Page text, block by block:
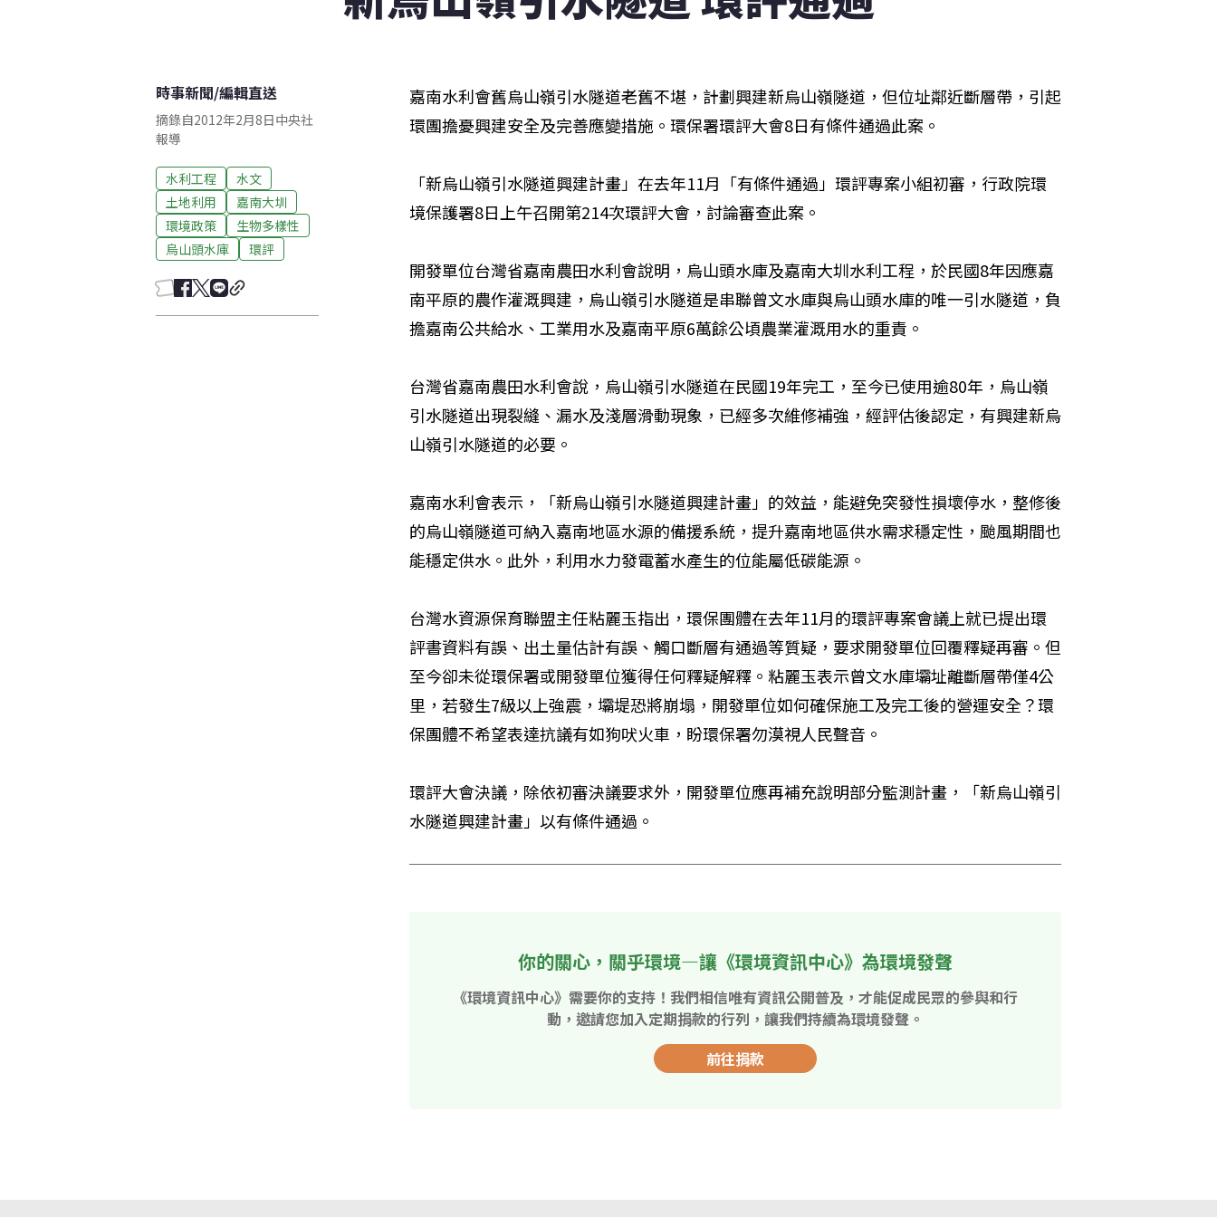
時事新聞/編輯直送
摘錄自2012年2月8日中央社
報導
水利工程
水文
土地利用
嘉南大圳
環境政策
生物多樣性
烏山頭水庫
環評
嘉南水利會舊烏山嶺引水隧道老舊不堪，計劃興建新烏山嶺隧道，但位址鄰近斷層帶，引起
環團擔憂興建安全及完善應變措施。環保署環評大會8日有條件通過此案。
「新烏山嶺引水隧道興建計畫」在去年11月「有條件通過」環評專案小組初審，行政院環
境保護署8日上午召開第214次環評大會，討論審查此案。
開發單位台灣省嘉南農田水利會說明，烏山頭水庫及嘉南大圳水利工程，於民國8年因應嘉
南平原的農作灌溉興建，烏山嶺引水隧道是串聯曾文水庫與烏山頭水庫的唯一引水隧道，負
擔嘉南公共給水、工業用水及嘉南平原6萬餘公頃農業灌溉用水的重責。
台灣省嘉南農田水利會說，烏山嶺引水隧道在民國19年完工，至今已使用逾80年，烏山嶺
引水隧道出現裂縫、漏水及淺層滑動現象，已經多次維修補強，經評估後認定，有興建新烏
山嶺引水隧道的必要。
嘉南水利會表示，「新烏山嶺引水隧道興建計畫」的效益，能避免突發性損壞停水，整修後
的烏山嶺隧道可納入嘉南地區水源的備援系統，提升嘉南地區供水需求穩定性，颱風期間也
能穩定供水。此外，利用水力發電蓄水產生的位能屬低碳能源。
台灣水資源保育聯盟主任粘麗玉指出，環保團體在去年11月的環評專案會議上就已提出環
評書資料有誤、出土量估計有誤、觸口斷層有通過等質疑，要求開發單位回覆釋疑再審。但
至今卻未從環保署或開發單位獲得任何釋疑解釋。粘麗玉表示曾文水庫壩址離斷層帶僅4公
里，若發生7級以上強震，壩堤恐將崩塌，開發單位如何確保施工及完工後的營運安全？環
保團體不希望表達抗議有如狗吠火車，盼環保署勿漠視人民聲音。
環評大會決議，除依初審決議要求外，開發單位應再補充說明部分監測計畫，「新烏山嶺引
水隧道興建計畫」以有條件通過。
你的關心，關乎環境—讓《環境資訊中心》為環境發聲
《環境資訊中心》需要你的支持！我們相信唯有資訊公開普及，才能促成民眾的參與和行
動，邀請您加入定期捐款的行列，讓我們持續為環境發聲。
前往捐款